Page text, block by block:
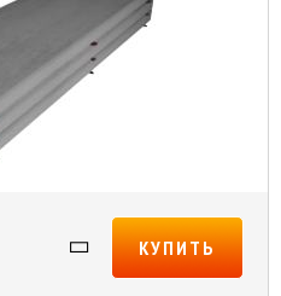
КУПИТЬ